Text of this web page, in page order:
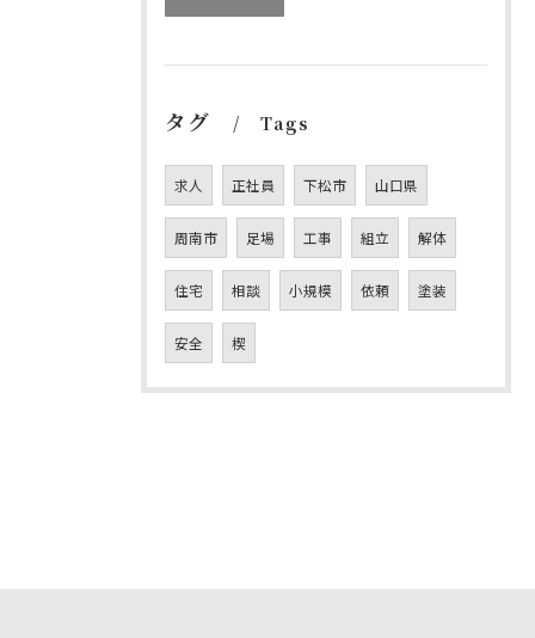
タグ Tags
求人 正社員 下松市 山口県
周南市 足場 工事 組立 解体
住宅 相談 小規模 依頼 塗装
安全 楔